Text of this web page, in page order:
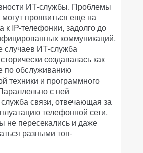
ИТ-службы. Проблемы
могут проявиться еще на
к IP-телефонии, задолго до
коммуникаций.
случаев ИТ-служба
создавалась как
по обслуживанию
техники и программного
с ней
связи, отвечающая за
телефонной сети.
не пересекались и даже
разными топ-